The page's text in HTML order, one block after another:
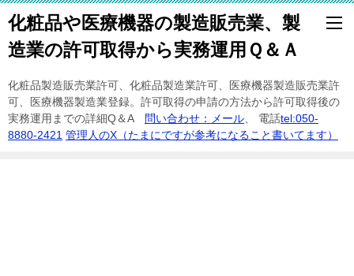
化粧品や医療機器の製造販売業、製
造業の許可取得から実務運用Ｑ＆Ａ
化粧品製造販売業許可、化粧品製造業許可、医療機器製造販売業許
可、医療機器製造業登録。許可取得の申請の方法から許可取得後の
実務運用までの詳細Q＆A
問い合わせ：メール 、 電話tel:050-
8880-2421 管理人のX（たまにですが参考になること書いてます）